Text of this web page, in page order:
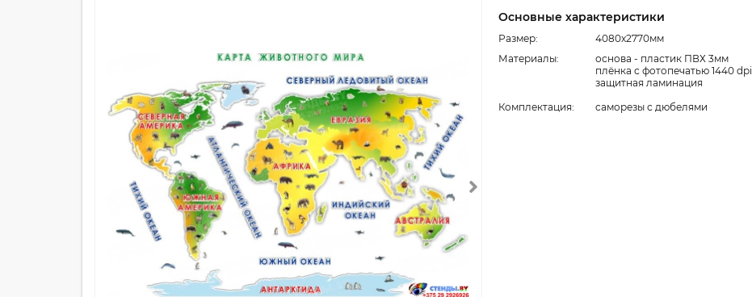
Основные характеристики
Размер:
4080x2770мм
Материалы:
основа - пластик ПВХ 3мм
плёнка с фотопечатью 1440 dpi
защитная ламинация
Комплектация:
cаморезы с дюбелями